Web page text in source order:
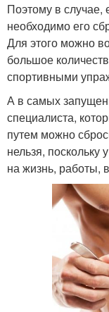
Поэтому в случае,
необходимо его
Для этого можно
большое
спортивными
А в самых
специалиста,
путем можно
нельзя,
на жизнь, работы,